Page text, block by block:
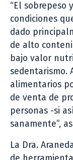
“El sobrepeso
condiciones
dado
de alto
bajo valor
sedentarismo.
alimentarios
de venta de
personas -si
sanamente”,
La Dra.